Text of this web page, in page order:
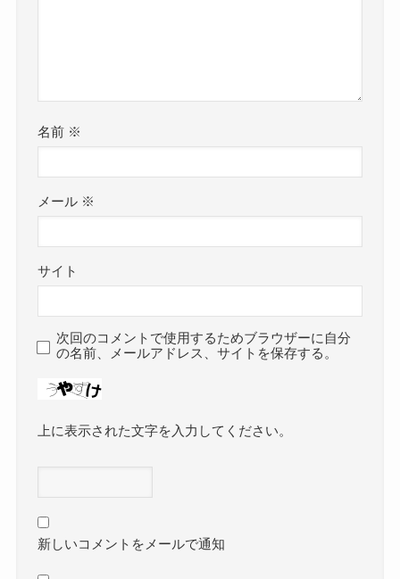
名前 ※
メール ※
サイト
次回のコメントで使用するためブラウザーに自分
の名前、メールアドレス、サイトを保存する。
上に表示された文字を入力してください。
新しいコメントをメールで通知